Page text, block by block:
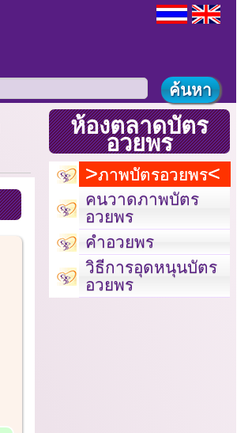
ห้องตลาดบัตร
อวยพร
ภาพบัตรอวยพร
คนวาดภาพบัตร
อวยพร
คำอวยพร
วิธีการอุดหนุนบัตร
อวยพร